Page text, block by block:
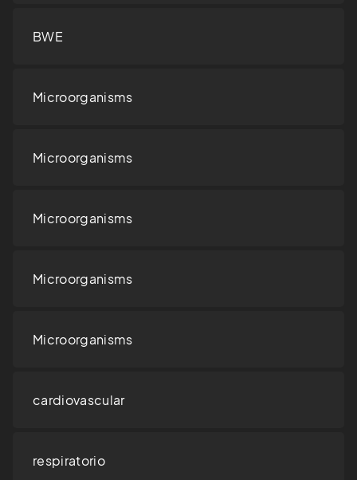
BWE
Microorganisms
Microorganisms
Microorganisms
Microorganisms
Microorganisms
cardiovascular
respiratorio